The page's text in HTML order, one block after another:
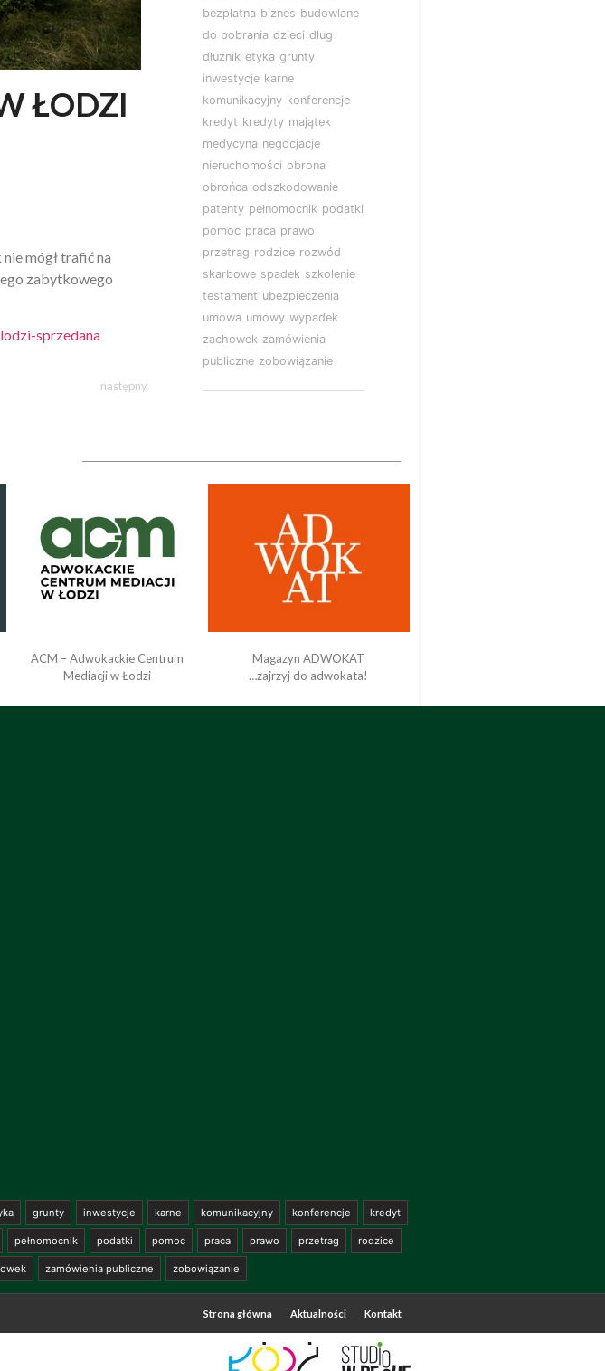
ŁODZI
mógł trafić na
zabytkowego
sprzedana
następny
bezpłatna biznes budowlane
do pobrania dzieci dług
dłużnik etyka grunty
inwestycje karne
komunikacyjny konferencje
kredyt kredyty majątek
medycyna negocjacje
nieruchomości obrona
obrońca odszkodowanie
patenty pełnomocnik podatki
pomoc praca prawo
przetrag rodzice rozwód
skarbowe spadek szkolenie
testament ubezpieczenia
umowa umowy wypadek
zachowek zamówienia
publiczne zobowiązanie
ACM – Adwokackie Centrum
Mediacji w Łodzi
Magazyn ADWOKAT
…zajrzyj do adwokata!
grunty inwestycje karne komunikacyjny konferencje kredyt
pełnomocnik podatki pomoc praca prawo przetrag rodzice
zamówienia publiczne zobowiązanie
Strona główna Aktualności Kontakt